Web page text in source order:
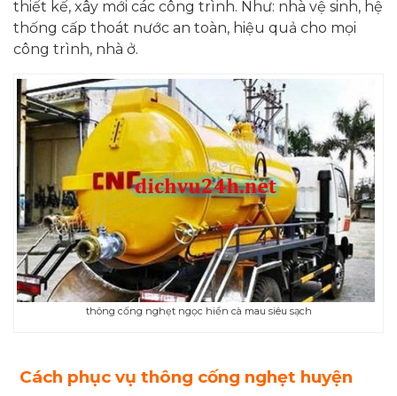
thiết kế, xây mới các công trình. Như: nhà vệ sinh, hệ
thống cấp thoát nước an toàn, hiệu quả cho mọi
công trình, nhà ở.
thông cống nghẹt ngọc hiển cà mau siêu sạch
Cách phục vụ thông cống nghẹt huyện